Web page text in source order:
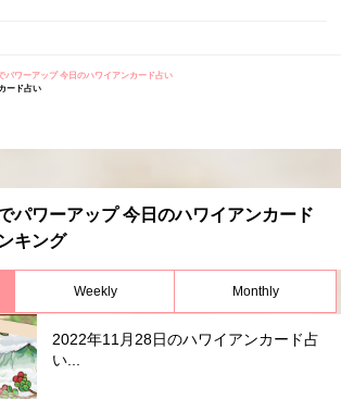
パワーアップ 今日のハワイアンカード占い
ード占い
パワーアップ 今日のハワイアンカード
キング
Weekly Monthly
2022年11月28日のハワイアンカード占
い...